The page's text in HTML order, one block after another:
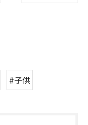
#子供